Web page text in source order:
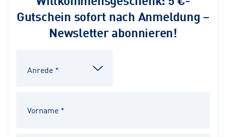
Gutschein sofort nach Anmeldung –
Newsletter abonnieren!